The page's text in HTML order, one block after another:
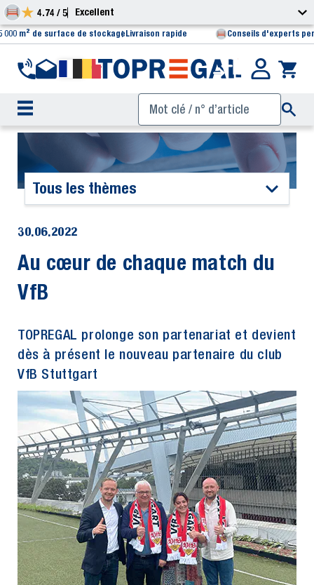
4.74 / 5 Excellent
000 m² de surface de stockage Livraison rapide Conseils d'experts
Tous les thèmes
30.06.2022
Au cœur de chaque match du
VfB
TOPREGAL prolonge son partenariat et devient
dès à présent le nouveau partenaire du club
VfB Stuttgart